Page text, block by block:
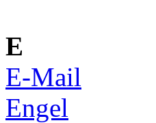
E
E-Mail
Engel